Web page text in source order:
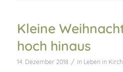
Kleine
hoch hinaus
14. Dezember 2018 / in Leben in